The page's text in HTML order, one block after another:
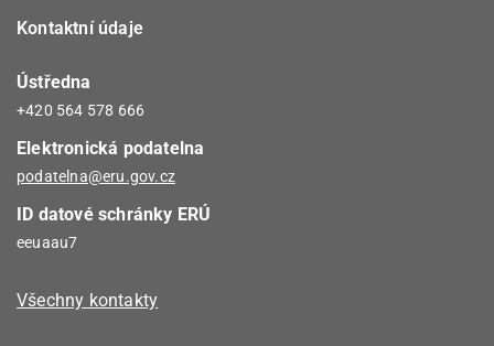
Kontaktní údaje
Ústředna
+420 564 578 666
Elektronická podatelna
podatelna@eru.gov.cz
ID datové schránky ERÚ
eeuaau7
Všechny kontakty